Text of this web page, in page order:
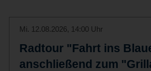
Mi. 12.08.2026, 14:00 Uhr
Radtour "Fahrt ins
anschließend zum